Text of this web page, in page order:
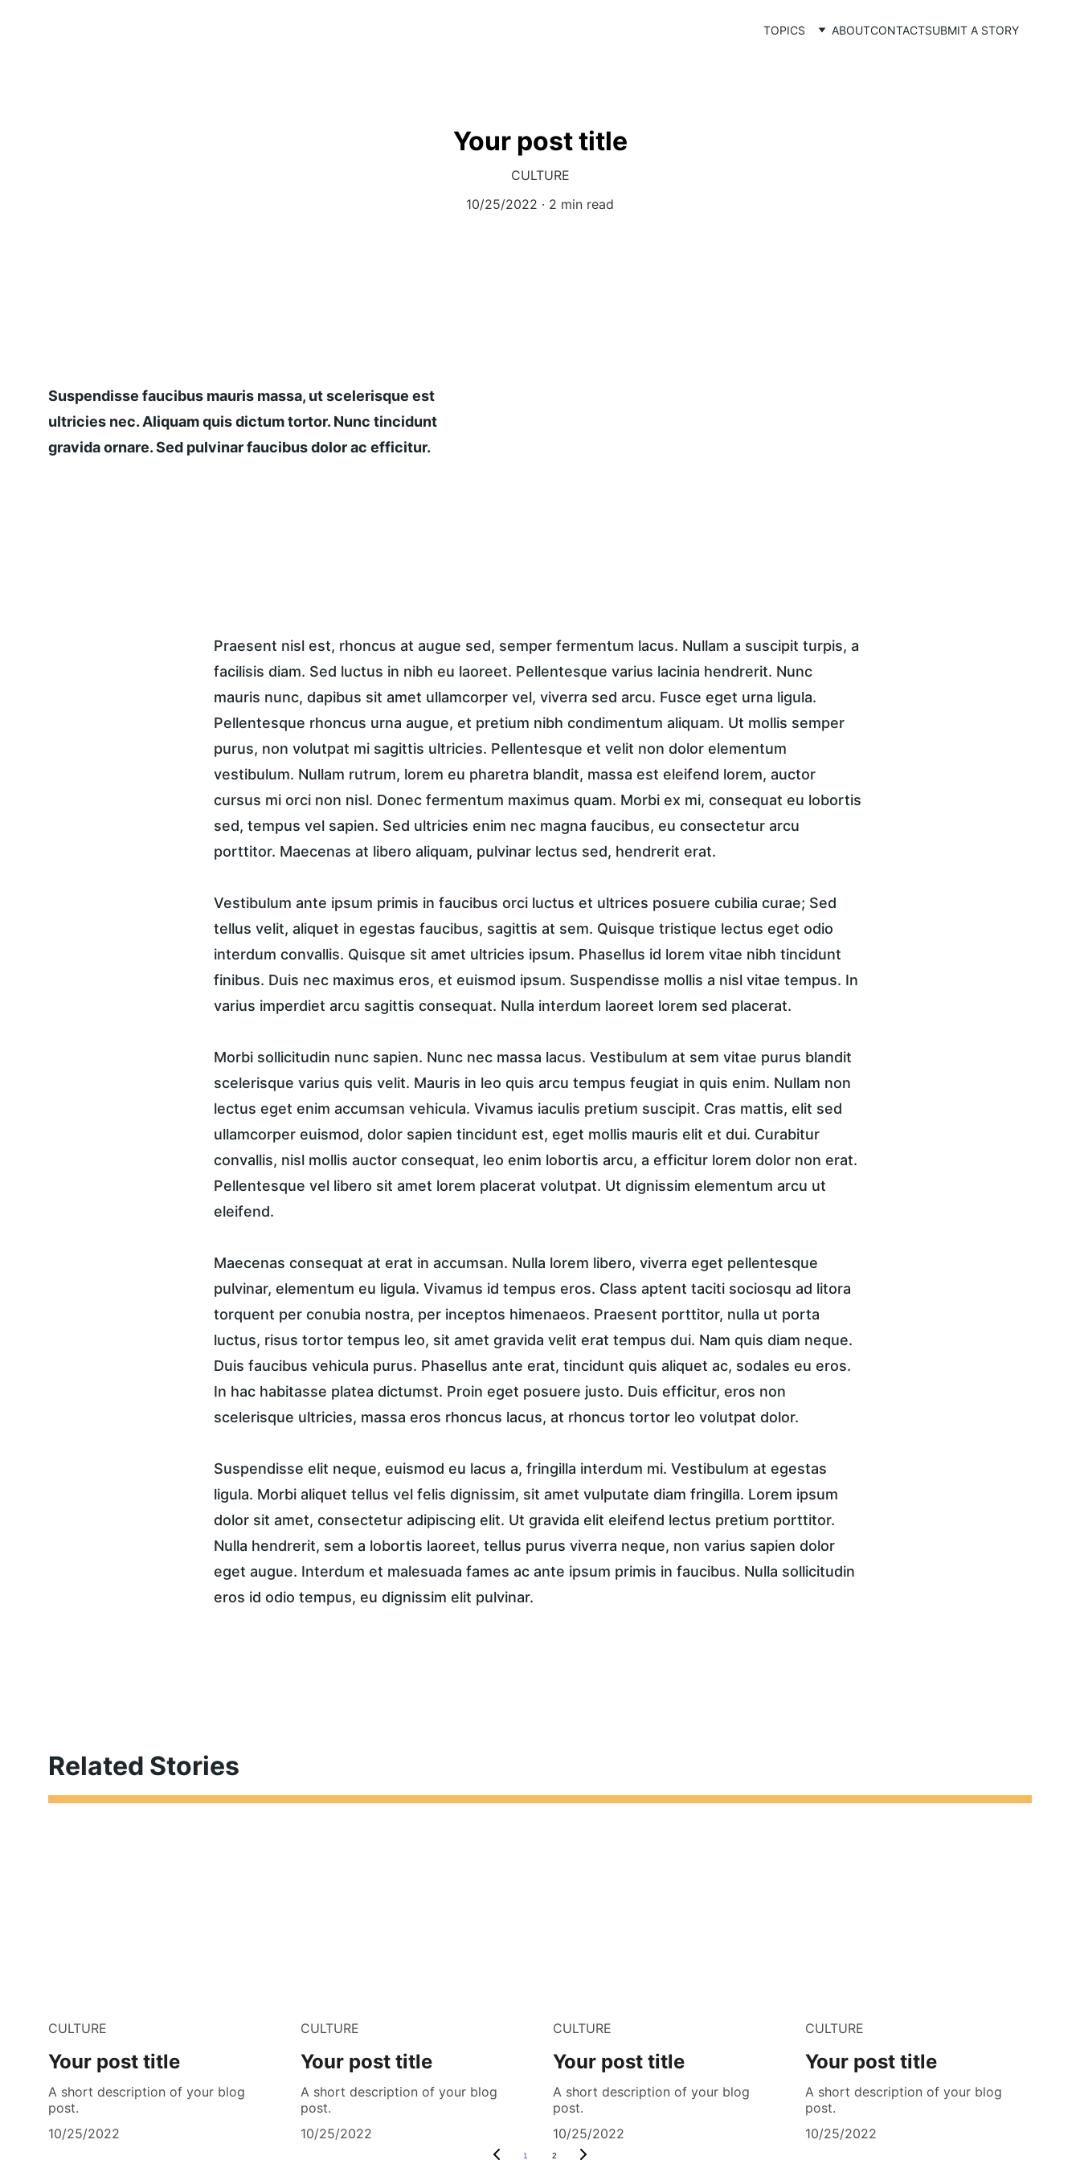
TOPICS ABOUTCONTACTSUBMIT A STORY
Your post title
CULTURE
10/25/2022
2 min read
Suspendisse faucibus mauris massa, ut scelerisque est
ultricies nec. Aliquam quis dictum tortor. Nunc tincidunt
gravida ornare. Sed pulvinar faucibus dolor ac efficitur.
Praesent nisl est, rhoncus at augue sed, semper fermentum lacus. Nullam a suscipit turpis, a
facilisis diam. Sed luctus in nibh eu laoreet. Pellentesque varius lacinia hendrerit. Nunc
mauris nunc, dapibus sit amet ullamcorper vel, viverra sed arcu. Fusce eget urna ligula.
Pellentesque rhoncus urna augue, et pretium nibh condimentum aliquam. Ut mollis semper
purus, non volutpat mi sagittis ultricies. Pellentesque et velit non dolor elementum
vestibulum. Nullam rutrum, lorem eu pharetra blandit, massa est eleifend lorem, auctor
cursus mi orci non nisl. Donec fermentum maximus quam. Morbi ex mi, consequat eu lobortis
sed, tempus vel sapien. Sed ultricies enim nec magna faucibus, eu consectetur arcu
porttitor. Maecenas at libero aliquam, pulvinar lectus sed, hendrerit erat.
Vestibulum ante ipsum primis in faucibus orci luctus et ultrices posuere cubilia curae; Sed
tellus velit, aliquet in egestas faucibus, sagittis at sem. Quisque tristique lectus eget odio
interdum convallis. Quisque sit amet ultricies ipsum. Phasellus id lorem vitae nibh tincidunt
finibus. Duis nec maximus eros, et euismod ipsum. Suspendisse mollis a nisl vitae tempus. In
varius imperdiet arcu sagittis consequat. Nulla interdum laoreet lorem sed placerat.
Morbi sollicitudin nunc sapien. Nunc nec massa lacus. Vestibulum at sem vitae purus blandit
scelerisque varius quis velit. Mauris in leo quis arcu tempus feugiat in quis enim. Nullam non
lectus eget enim accumsan vehicula. Vivamus iaculis pretium suscipit. Cras mattis, elit sed
ullamcorper euismod, dolor sapien tincidunt est, eget mollis mauris elit et dui. Curabitur
convallis, nisl mollis auctor consequat, leo enim lobortis arcu, a efficitur lorem dolor non erat.
Pellentesque vel libero sit amet lorem placerat volutpat. Ut dignissim elementum arcu ut
eleifend.
Maecenas consequat at erat in accumsan. Nulla lorem libero, viverra eget pellentesque
pulvinar, elementum eu ligula. Vivamus id tempus eros. Class aptent taciti sociosqu ad litora
torquent per conubia nostra, per inceptos himenaeos. Praesent porttitor, nulla ut porta
luctus, risus tortor tempus leo, sit amet gravida velit erat tempus dui. Nam quis diam neque.
Duis faucibus vehicula purus. Phasellus ante erat, tincidunt quis aliquet ac, sodales eu eros.
In hac habitasse platea dictumst. Proin eget posuere justo. Duis efficitur, eros non
scelerisque ultricies, massa eros rhoncus lacus, at rhoncus tortor leo volutpat dolor.
Suspendisse elit neque, euismod eu lacus a, fringilla interdum mi. Vestibulum at egestas
ligula. Morbi aliquet tellus vel felis dignissim, sit amet vulputate diam fringilla. Lorem ipsum
dolor sit amet, consectetur adipiscing elit. Ut gravida elit eleifend lectus pretium porttitor.
Nulla hendrerit, sem a lobortis laoreet, tellus purus viverra neque, non varius sapien dolor
eget augue. Interdum et malesuada fames ac ante ipsum primis in faucibus. Nulla sollicitudin
eros id odio tempus, eu dignissim elit pulvinar.
Related Stories
CULTURE
Your post title
A short description of your blog
post.
10/25/2022
CULTURE
Your post title
A short description of your blog
post.
10/25/2022
CULTURE
Your post title
A short description of your blog
post.
10/25/2022
CULTURE
Your post title
A short description of your blog
post.
10/25/2022
1 2